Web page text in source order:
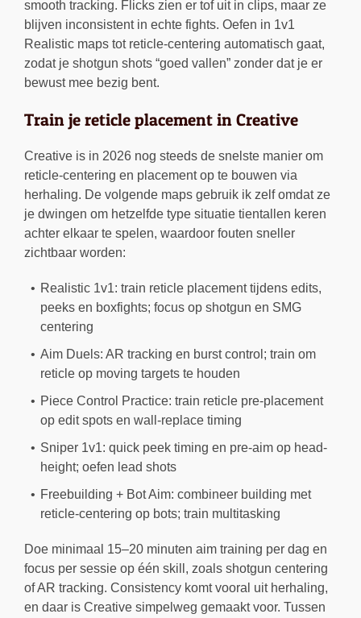
smooth tracking. Flicks zien er tof uit in clips, maar ze
blijven inconsistent in echte fights. Oefen in 1v1
Realistic maps tot reticle-centering automatisch gaat,
zodat je shotgun shots “goed vallen” zonder dat je er
bewust mee bezig bent.
Train je reticle placement in Creative
Creative is in 2026 nog steeds de snelste manier om
reticle-centering en placement op te bouwen via
herhaling. De volgende maps gebruik ik zelf omdat ze
je dwingen om hetzelfde type situatie tientallen keren
achter elkaar te spelen, waardoor fouten sneller
zichtbaar worden:
Realistic 1v1: train reticle placement tijdens edits,
peeks en boxfights; focus op shotgun en SMG
centering
Aim Duels: AR tracking en burst control; train om
reticle op moving targets te houden
Piece Control Practice: train reticle pre-placement
op edit spots en wall-replace timing
Sniper 1v1: quick peek timing en pre-aim op head-
height; oefen lead shots
Freebuilding + Bot Aim: combineer building met
reticle-centering op bots; train multitasking
Doe minimaal 15–20 minuten aim training per dag en
focus per sessie op één skill, zoals shotgun centering
of AR tracking. Consistency komt vooral uit herhaling,
en daar is Creative simpelweg gemaakt voor. Tussen